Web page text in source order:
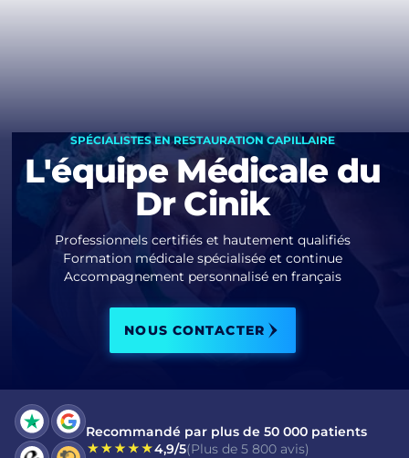
J’ai lu et j’accepte le Consentement pour Message Électronique Commercial
ENVOYER
SPÉCIALISTES EN RESTAURATION CAPILLAIRE
L'équipe Médicale du
Dr Cinik
Professionnels certifiés et hautement qualifiés
Formation médicale spécialisée et continue
Accompagnement personnalisé en français
NOUS CONTACTER
Recommandé par plus de 50 000 patients
4,9/5(Plus de 5 800 avis)